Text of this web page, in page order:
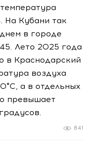
На Кубани так
в городе
Лето 2025 года
в Краснодарский
воздуха
а в отдельных
превышает
841